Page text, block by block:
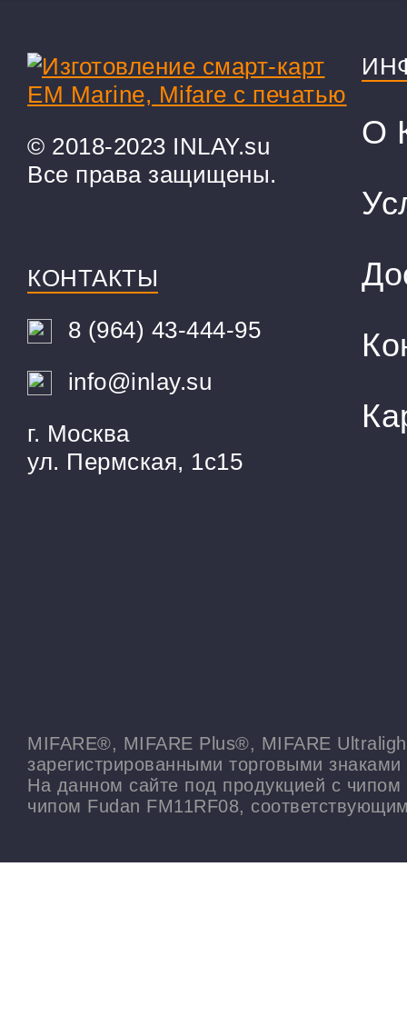
© 2018-2023 INLAY.su
Все права защищены.
КОНТАКТЫ
8 (964) 43-444-95
info@inlay.su
г. Москва
ул. Пермская, 1с15
О
MIFARE®, MIFARE Plus®, MIFARE
зарегистрированными торговыми
На данном сайте под продукцией с
чипом Fudan FM11RF08,